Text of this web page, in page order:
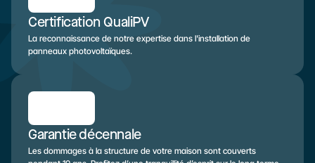
Certification QualiPV
La reconnaissance de notre expertise dans l'installation de
panneaux photovoltaïques.
Garantie décennale
Les dommages à la structure de votre maison sont couverts